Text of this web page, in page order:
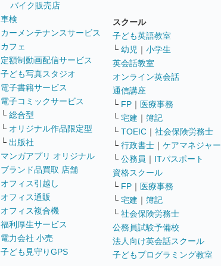
バイク販売店
車検
カーメンテナンスサービス
カフェ
定額制動画配信サービス
子ども写真スタジオ
電子書籍サービス
電子コミックサービス
└ 総合型
└ オリジナル作品限定型
└ 出版社
マンガアプリ オリジナル
ブランド品買取 店舗
オフィス引越し
オフィス通販
オフィス複合機
福利厚生サービス
電力会社 小売
子ども見守りGPS
スクール
子ども英語教室
└ 幼児 ｜ 小学生
英会話教室
オンライン英会話
通信講座
└ FP ｜ 医療事務
└ 宅建 ｜ 簿記
└ TOEIC ｜ 社会保険労務士
└ 行政書士 ｜ ケアマネジャー
└ 公務員 ｜ ITパスポート
資格スクール
└ FP ｜ 医療事務
└ 宅建 ｜ 簿記
└ 社会保険労務士
公務員試験予備校
法人向け英会話スクール
子どもプログラミング教室